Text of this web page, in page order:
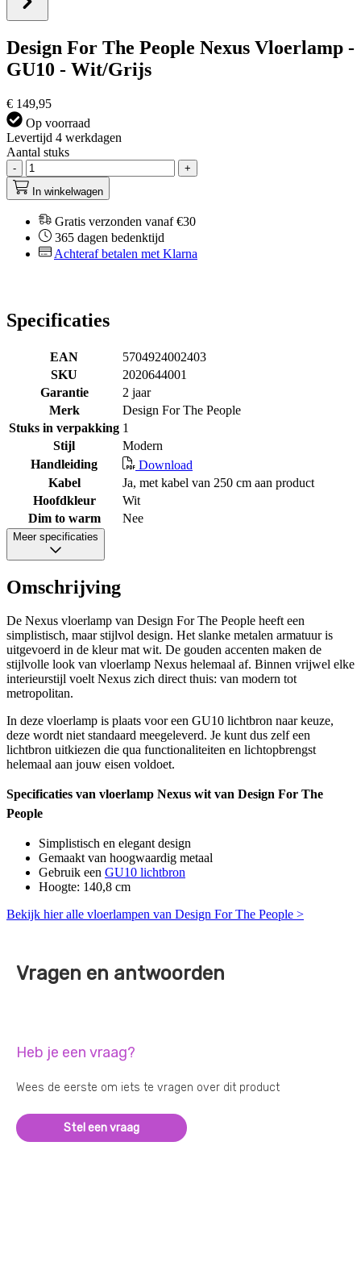
Design For The People Nexus Vloerlamp -
GU10 - Wit/Grijs
€ 149,95
Op voorraad
Levertijd 4 werkdagen
Aantal stuks
-
+
In winkelwagen
Gratis verzonden vanaf €30
365 dagen bedenktijd
Achteraf betalen met Klarna
Specificaties
EAN
5704924002403
SKU
2020644001
Garantie
2 jaar
Merk
Design For The People
Stuks in verpakking 1
Stijl
Modern
Handleiding
Download
Kabel
Ja, met kabel van 250 cm aan product
Hoofdkleur
Wit
Dim to warm
Nee
Meer specificaties
Omschrijving
De Nexus vloerlamp van Design For The People heeft een
simplistisch, maar stijlvol design. Het slanke metalen armatuur is
uitgevoerd in de kleur mat wit. De gouden accenten maken de
stijlvolle look van vloerlamp Nexus helemaal af. Binnen vrijwel elke
interieurstijl voelt Nexus zich direct thuis: van modern tot
metropolitan.
In deze vloerlamp is plaats voor een GU10 lichtbron naar keuze,
deze wordt niet standaard meegeleverd. Je kunt dus zelf een
lichtbron uitkiezen die qua functionaliteiten en lichtopbrengst
helemaal aan jouw eisen voldoet.
Specificaties van vloerlamp Nexus wit van Design For The
People
Simplistisch en elegant design
Gemaakt van hoogwaardig metaal
Gebruik een GU10 lichtbron
Hoogte: 140,8 cm
Bekijk hier alle vloerlampen van Design For The People >
Vragen en antwoorden
Heb je een vraag?
Wees de eerste om iets te vragen over dit product
Stel een vraag